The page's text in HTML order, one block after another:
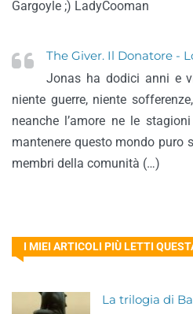
Gargoyle ;) LadyCooman
The Giver. Il Donatore -
Jonas ha dodici anni e
niente guerre, niente
neanche l’amore ne le
mantenere questo mondo puro
membri della comunità (…)
I MIEI ARTICOLI PIÙ LETTI
La trilogia di